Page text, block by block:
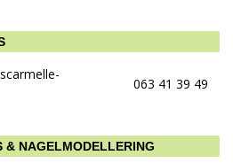
063 41 39 49
& NAGELMODELLERING